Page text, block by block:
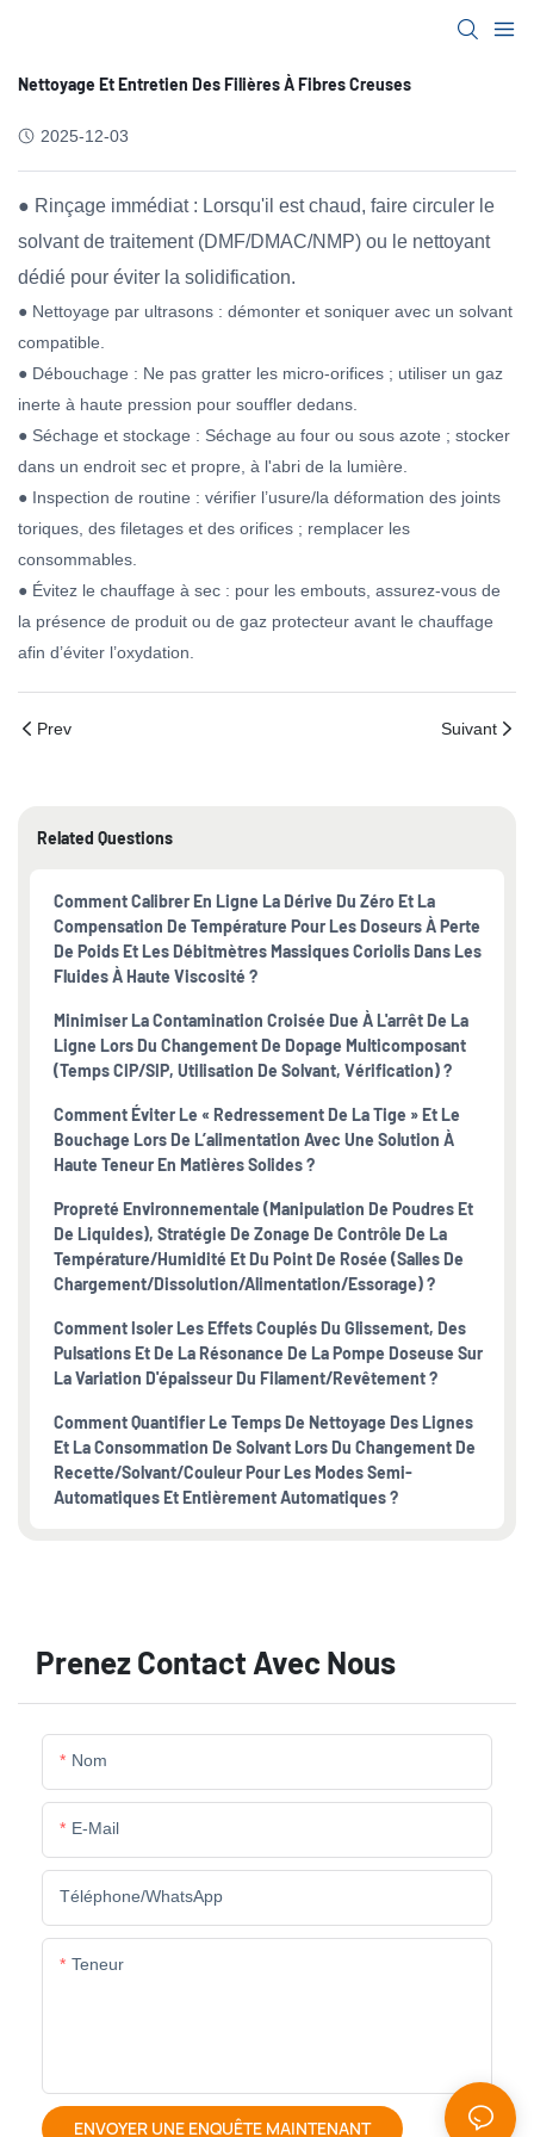
Nettoyage Et Entretien Des Filières À Fibres Creuses
2025-12-03
● Rinçage immédiat : Lorsqu'il est chaud, faire circuler le
solvant de traitement (DMF/DMAC/NMP) ou le nettoyant
dédié pour éviter la solidification.
● Nettoyage par ultrasons : démonter et soniquer avec un solvant
compatible.
● Débouchage : Ne pas gratter les micro-orifices ; utiliser un gaz
inerte à haute pression pour souffler dedans.
● Séchage et stockage : Séchage au four ou sous azote ; stocker
dans un endroit sec et propre, à l'abri de la lumière.
● Inspection de routine : vérifier l’usure/la déformation des joints
toriques, des filetages et des orifices ; remplacer les
consommables.
● Évitez le chauffage à sec : pour les embouts, assurez-vous de
la présence de produit ou de gaz protecteur avant le chauffage
afin d’éviter l’oxydation.
Prev Suivant
Related Questions
Comment Calibrer En Ligne La Dérive Du Zéro Et La
Compensation De Température Pour Les Doseurs À Perte
De Poids Et Les Débitmètres Massiques Coriolis Dans Les
Fluides À Haute Viscosité ?
Minimiser La Contamination Croisée Due À L'arrêt De La
Ligne Lors Du Changement De Dopage Multicomposant
(temps CIP/SIP, Utilisation De Solvant, Vérification) ?
Comment Éviter Le « Redressement De La Tige » Et Le
Bouchage Lors De L’alimentation Avec Une Solution À
Haute Teneur En Matières Solides ?
Propreté Environnementale (manipulation De Poudres Et
De Liquides), Stratégie De Zonage De Contrôle De La
Température/humidité Et Du Point De Rosée (salles De
Chargement/dissolution/alimentation/essorage) ?
Comment Isoler Les Effets Couplés Du Glissement, Des
Pulsations Et De La Résonance De La Pompe Doseuse Sur
La Variation D'épaisseur Du Filament/revêtement ?
Comment Quantifier Le Temps De Nettoyage Des Lignes
Et La Consommation De Solvant Lors Du Changement De
Recette/solvant/couleur Pour Les Modes Semi-
Automatiques Et Entièrement Automatiques ?
Prenez Contact Avec Nous
Nom
E-Mail
Téléphone/WhatsApp
Teneur
ENVOYER UNE ENQUÊTE MAINTENANT